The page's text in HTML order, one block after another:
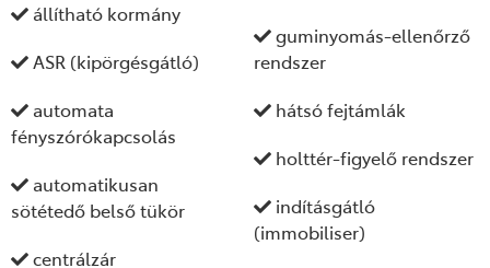
állítható kormány
ASR (kipörgésgátló)
automata
fényszórókapcsolás
automatikusan
sötétedő belső tükör
centrálzár
guminyomás-ellenőrző
rendszer
hátsó fejtámlák
holttér-figyelő rendszer
indításgátló
(immobiliser)